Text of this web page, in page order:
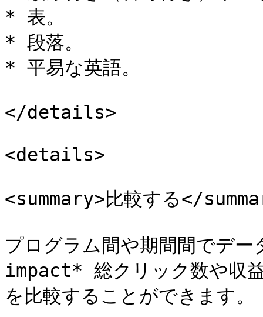
* 表。
* 段落。
* 平易な英語。
</details>
<details>
<summary>比較する</
プログラム間や期間間でデ
impact* 総クリック数や収
を比較することができます。